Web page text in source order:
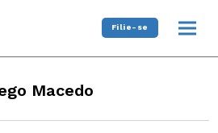
Filie-se
Macedo